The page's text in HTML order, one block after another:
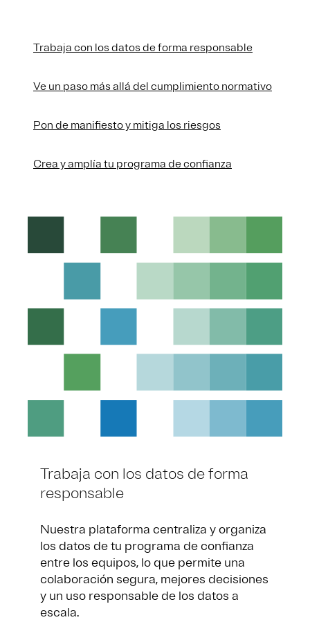
Trabaja con los datos de forma responsable
Ve un paso más allá del cumplimiento normativo
Pon de manifiesto y mitiga los riesgos
Crea y amplía tu programa de confianza
Trabaja con los datos de forma
responsable
Nuestra plataforma centraliza y organiza
los datos de tu programa de confianza
entre los equipos, lo que permite una
colaboración segura, mejores decisiones
y un uso responsable de los datos a
escala.